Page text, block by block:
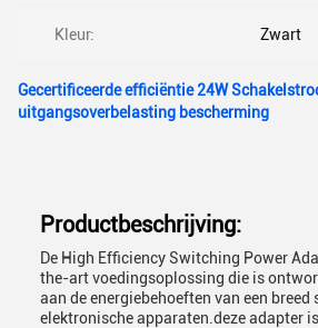
Kleur: Zwart
Gecertificeerde efficiëntie 24W
uitgangsoverbelasting bescherming
Productbeschrijving:
De High Efficiency Switching Power
the-art voedingsoplossing die is
aan de energiebehoeften van een breed
elektronische apparaten.deze adapter